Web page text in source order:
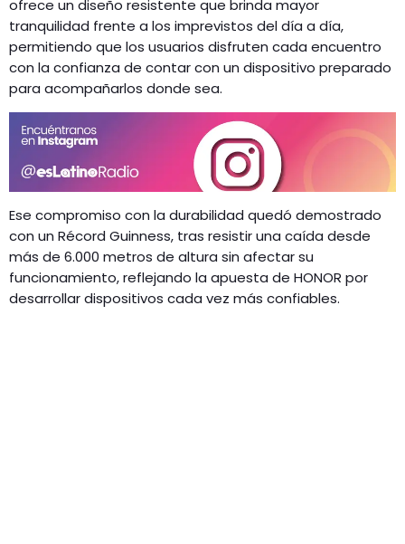
ofrece un diseño resistente que brinda mayor
tranquilidad frente a los imprevistos del día a día,
permitiendo que los usuarios disfruten cada encuentro
con la confianza de contar con un dispositivo preparado
para acompañarlos donde sea.
Ese compromiso con la durabilidad quedó demostrado
con un Récord Guinness, tras resistir una caída desde
más de 6.000 metros de altura sin afectar su
funcionamiento, reflejando la apuesta de HONOR por
desarrollar dispositivos cada vez más confiables.